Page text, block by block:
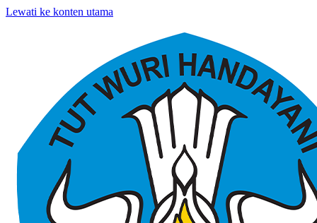
Lewati ke konten utama